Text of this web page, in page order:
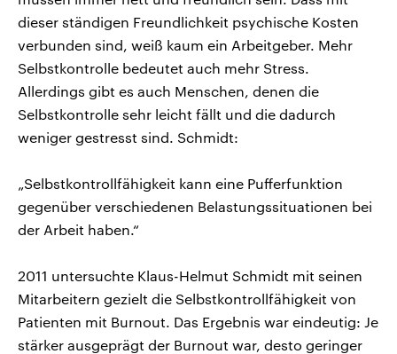
dieser ständigen Freundlichkeit psychische Kosten
verbunden sind, weiß kaum ein Arbeitgeber. Mehr
Selbstkontrolle bedeutet auch mehr Stress.
Allerdings gibt es auch Menschen, denen die
Selbstkontrolle sehr leicht fällt und die dadurch
weniger gestresst sind. Schmidt:
„Selbstkontrollfähigkeit kann eine Pufferfunktion
gegenüber verschiedenen Belastungssituationen bei
der Arbeit haben.“
2011 untersuchte Klaus-Helmut Schmidt mit seinen
Mitarbeitern gezielt die Selbstkontrollfähigkeit von
Patienten mit Burnout. Das Ergebnis war eindeutig: Je
stärker ausgeprägt der Burnout war, desto geringer